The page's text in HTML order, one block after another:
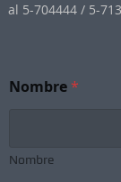
al 5-704444 / 5-
o
e
Nombre*
Nombre